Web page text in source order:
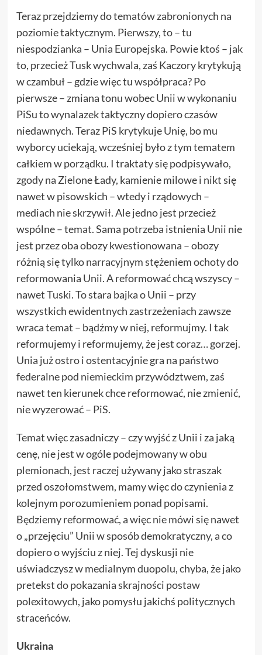
Teraz przejdziemy do tematów zabronionych na
poziomie taktycznym. Pierwszy, to – tu
niespodzianka – Unia Europejska. Powie ktoś – jak
to, przecież Tusk wychwala, zaś Kaczory krytykują
w czambuł – gdzie więc tu współpraca? Po
pierwsze – zmiana tonu wobec Unii w wykonaniu
PiSu to wynalazek taktyczny dopiero czasów
niedawnych. Teraz PiS krytykuje Unię, bo mu
wyborcy uciekają, wcześniej było z tym tematem
całkiem w porządku. I traktaty się podpisywało,
zgody na Zielone Łady, kamienie milowe i nikt się
nawet w pisowskich – wtedy i rządowych –
mediach nie skrzywił. Ale jedno jest przecież
wspólne – temat. Sama potrzeba istnienia Unii nie
jest przez oba obozy kwestionowana – obozy
różnią się tylko narracyjnym stężeniem ochoty do
reformowania Unii. A reformować chcą wszyscy –
nawet Tuski. To stara bajka o Unii – przy
wszystkich ewidentnych zastrzeżeniach zawsze
wraca temat – bądźmy w niej, reformujmy. I tak
reformujemy i reformujemy, że jest coraz… gorzej.
Unia już ostro i ostentacyjnie gra na państwo
federalne pod niemieckim przywództwem, zaś
nawet ten kierunek chce reformować, nie zmienić,
nie wyzerować – PiS.
Temat więc zasadniczy – czy wyjść z Unii i za jaką
cenę, nie jest w ogóle podejmowany w obu
plemionach, jest raczej używany jako straszak
przed oszołomstwem, mamy więc do czynienia z
kolejnym porozumieniem ponad popisami.
Będziemy reformować, a więc nie mówi się nawet
o „przejęciu” Unii w sposób demokratyczny, a co
dopiero o wyjściu z niej. Tej dyskusji nie
uświadczysz w medialnym duopolu, chyba, że jako
pretekst do pokazania skrajności postaw
polexitowych, jako pomysłu jakichś politycznych
straceńców.
Ukraina